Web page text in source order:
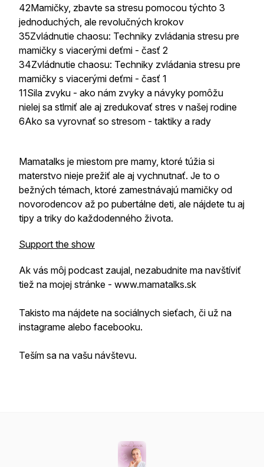
42Mamičky, zbavte sa stresu pomocou týchto 3
jednoduchých, ale revolučných krokov
35Zvládnutie chaosu: Techniky zvládania stresu pre
mamičky s viacerými deťmi - časť 2
34Zvládnutie chaosu: Techniky zvládania stresu pre
mamičky s viacerými deťmi - časť 1
11Sila zvyku - ako nám zvyky a návyky pomôžu
nielej sa stlmiť ale aj zredukovať stres v našej rodine
6Ako sa vyrovnať so stresom - taktiky a rady
Mamatalks je miestom pre mamy, ktoré túžia si
materstvo nieje prežiť ale aj vychnutnať. Je to o
bežných témach, ktoré zamestnávajú mamičky od
novorodencov až po pubertálne deti, ale nájdete tu aj
tipy a triky do každodenného života.
Support the show
Ak vás môj podcast zaujal, nezabudnite ma navštíviť
tiež na mojej stránke - www.mamatalks.sk
Takisto ma nájdete na sociálnych sieťach, či už na
instagrame alebo facebooku.
Teším sa na vašu návštevu.